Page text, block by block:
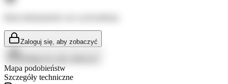
Zaloguj się, aby zobaczyć
Mapa podobieństw
Szczegóły techniczne